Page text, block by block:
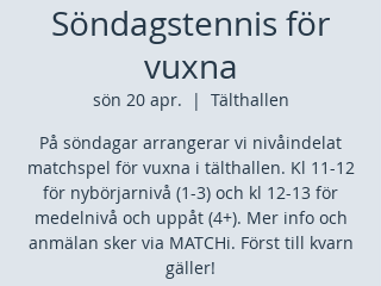
Söndagstennis för
vuxna
sön 20 apr.
  |
Tälthallen
På söndagar arrangerar vi nivåindelat
matchspel för vuxna i tälthallen. Kl 11-12
för nybörjarnivå (1-3) och kl 12-13 för
medelnivå och uppåt (4+). Mer info och
anmälan sker via MATCHi. Först till kvarn
gäller!